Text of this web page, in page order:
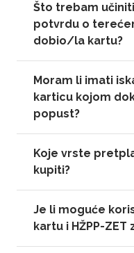
Što trebam
potvrdu o
dobio/la kartu?
Moram li imati
karticu kojom
popust?
Koje vrste
kupiti?
Je li moguće
kartu i HŽPP-